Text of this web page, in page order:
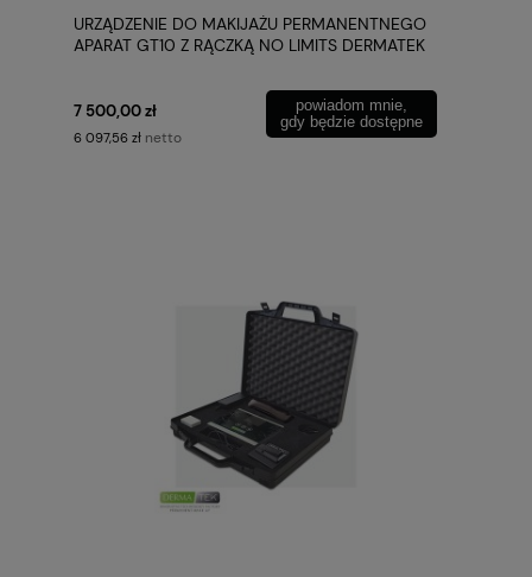
URZĄDZENIE DO MAKIJAŻU PERMANENTNEGO
APARAT GT10 Z RĄCZKĄ NO LIMITS DERMATEK
7 500,00 zł
6 097,56 zł netto
powiadom mnie,
gdy będzie dostępne